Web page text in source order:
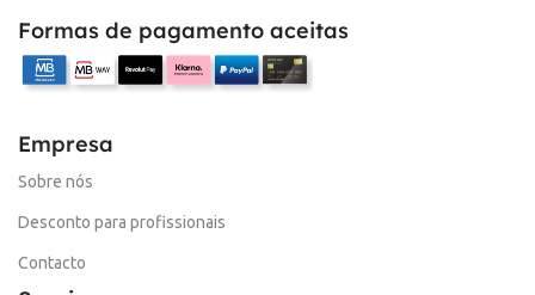
Formas de pagamento aceitas
Empresa
Sobre nós
Desconto para profissionais
Contacto